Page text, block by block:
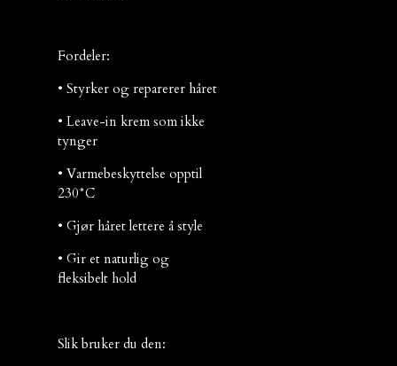
Fordeler:
• Styrker og reparerer håret
• Leave-in krem som ikke
tynger
• Varmebeskyttelse opptil
230°C
• Gjør håret lettere å style
• Gir et naturlig og
fleksibelt hold
Slik bruker du den: